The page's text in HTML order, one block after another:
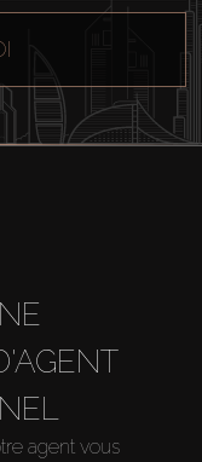
agent vous